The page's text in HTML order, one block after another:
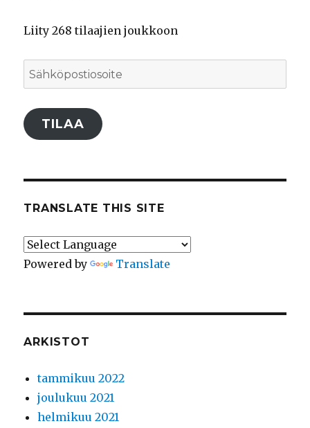
Liity 268 tilaajien joukkoon
Sähköpostiosoite
TILAA
TRANSLATE THIS SITE
Powered by Translate
ARKISTOT
tammikuu 2022
joulukuu 2021
helmikuu 2021